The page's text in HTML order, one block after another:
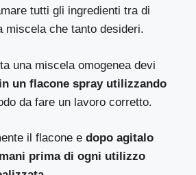
tutti gli ingredienti tra di
miscela che tanto desideri.
una miscela omogenea devi
un flacone spray utilizzando
da fare un lavoro corretto.
il flacone edopo agitalo
prima di ogni utilizzo